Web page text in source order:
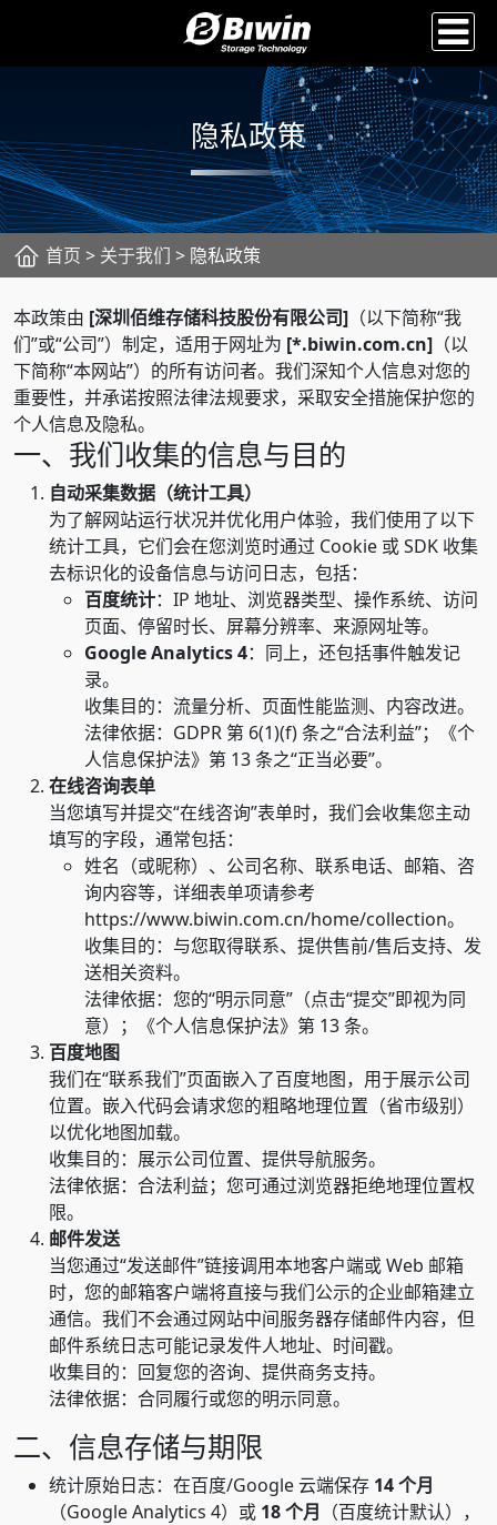
隐私政策
首页 > 关于我们 > 隐私政策
本政策由 [深圳佰维存储科技股份有限公司] （以下简称“我
们”或“公司”）制定，适用于网址为 [*.biwin.com.cn] （以
下简称“本网站”）的所有访问者。我们深知个人信息对您的
重要性，并承诺按照法律法规要求，采取安全措施保护您的
个人信息及隐私。
一、我们收集的信息与目的
自动采集数据（统计工具）
为了解网站运行状况并优化用户体验，我们使用了以下
统计工具，它们会在您浏览时通过 Cookie 或 SDK 收集
去标识化的设备信息与访问日志，包括：
百度统计：IP 地址、浏览器类型、操作系统、访问
页面、停留时长、屏幕分辨率、来源网址等。
Google Analytics 4：同上，还包括事件触发记
录。
收集目的：流量分析、页面性能监测、内容改进。
法律依据：GDPR 第 6(1)(f) 条之“合法利益”；《个
人信息保护法》第 13 条之“正当必要”。
在线咨询表单
当您填写并提交“在线咨询”表单时，我们会收集您主动
填写的字段，通常包括：
姓名（或昵称）、公司名称、联系电话、邮箱、咨
询内容等，详细表单项请参考
https://www.biwin.com.cn/home/collection。
收集目的：与您取得联系、提供售前/售后支持、发
送相关资料。
法律依据：您的“明示同意”（点击“提交”即视为同
意）；《个人信息保护法》第 13 条。
百度地图
我们在“联系我们”页面嵌入了百度地图，用于展示公司
位置。嵌入代码会请求您的粗略地理位置（省市级别）
以优化地图加载。
收集目的：展示公司位置、提供导航服务。
法律依据：合法利益；您可通过浏览器拒绝地理位置权
限。
邮件发送
当您通过“发送邮件”链接调用本地客户端或 Web 邮箱
时，您的邮箱客户端将直接与我们公示的企业邮箱建立
通信。我们不会通过网站中间服务器存储邮件内容，但
邮件系统日志可能记录发件人地址、时间戳。
收集目的：回复您的咨询、提供商务支持。
法律依据：合同履行或您的明示同意。
二、信息存储与期限
统计原始日志：在百度/Google 云端保存 14 个月
（Google Analytics 4）或 18 个月 （百度统计默认），